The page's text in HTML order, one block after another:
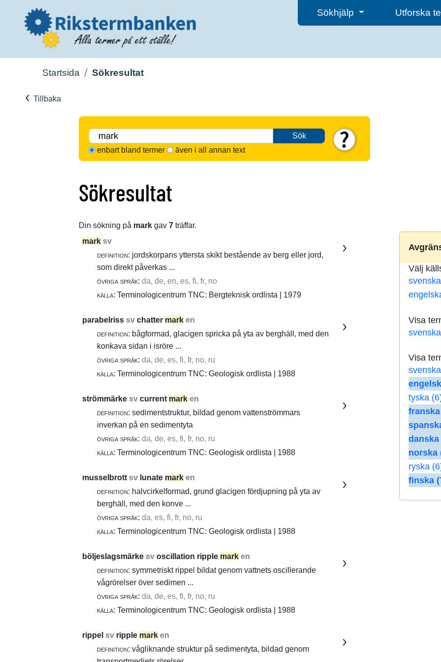
Sökhjälp Utforska
Startsida Sökresultat
Tillbaka
Sök
enbart bland termer
även i all annan text
Sökresultat
Din sökning på mark gav 7 träffar.
Välj
Visa
Visa
tyska
franska
danska
norska
ryska
finska
mark sv
definition: jordskorpans yttersta skikt bestående av berg eller jord,
som direkt påverkas ...
övriga språk: da, de, en, es, fi, fr, no
källa: Terminologicentrum TNC: Bergteknisk ordlista | 1979
parabelriss sv chatter mark en
definition: bågformad, glacigen spricka på yta av berghäll, med den
konkava sidan i isröre ...
övriga språk: da, de, es, fi, fr, no, ru
källa: Terminologicentrum TNC: Geologisk ordlista | 1988
strömmärke sv current mark en
definition: sedimentstruktur, bildad genom vattenströmmars
inverkan på en sedimentyta
övriga språk: da, de, es, fi, fr, no, ru
källa: Terminologicentrum TNC: Geologisk ordlista | 1988
musselbrott sv lunate mark en
definition: halvcirkelformad, grund glacigen fördjupning på yta av
berghäll, med den konve ...
övriga språk: da, es, fi, fr, no, ru
källa: Terminologicentrum TNC: Geologisk ordlista | 1988
böljeslagsmärke sv oscillation ripple mark en
definition: symmetriskt rippel bildat genom vattnets oscillerande
vågrörelser över sedimen ...
övriga språk: da, de, es, fi, fr, no, ru
källa: Terminologicentrum TNC: Geologisk ordlista | 1988
rippel sv ripple mark en
definition: vågliknande struktur på sedimentyta, bildad genom